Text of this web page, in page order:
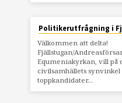
Politikerutfrågning i
Välkommen att delta!
Fjällstugan/
Equmeniakyrkan, vill på
civilsamhällets
toppkandidater…